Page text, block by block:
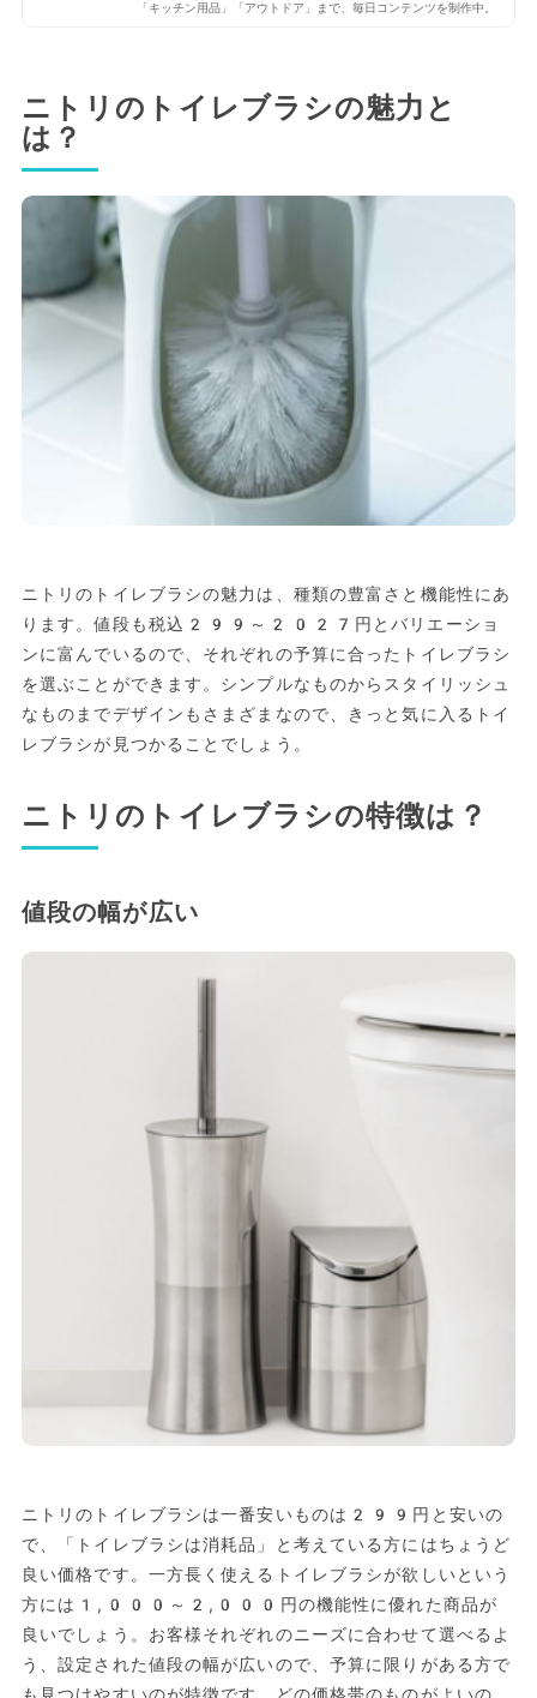
「キッチン用品」「アウトドア」まで、毎日コンテンツを制作中。
ニトリのトイレブラシの魅力と
は？
ニトリのトイレブラシの魅力は、種類の豊富さと機能性にあ
ります。値段も税込299～2027円とバリエーショ
ンに富んでいるので、それぞれの予算に合ったトイレブラシ
を選ぶことができます。シンプルなものからスタイリッシュ
なものまでデザインもさまざまなので、きっと気に入るトイ
レブラシが見つかることでしょう。
ニトリのトイレブラシの特徴は？
値段の幅が広い
ニトリのトイレブラシは一番安いものは299円と安いの
で、「トイレブラシは消耗品」と考えている方にはちょうど
良い価格です。一方長く使えるトイレブラシが欲しいという
方には1,000～2,000円の機能性に優れた商品が
良いでしょう。お客様それぞれのニーズに合わせて選べるよ
う、設定された値段の幅が広いので、予算に限りがある方で